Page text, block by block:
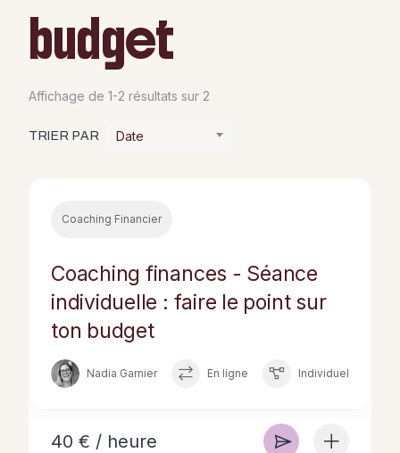
budget
Affichage de 1-2 résultats sur 2
TRIER PAR Date
Coaching Financier
Coaching finances - Séance
individuelle : faire le point sur
ton budget
Nadia Garnier En ligne Individuel
40 € / heure